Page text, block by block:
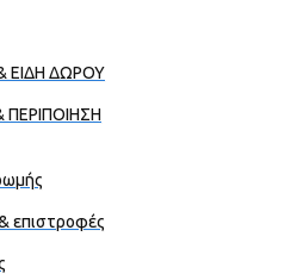
ΕΙΔΗ ΔΩΡΟΥ
επιστροφές